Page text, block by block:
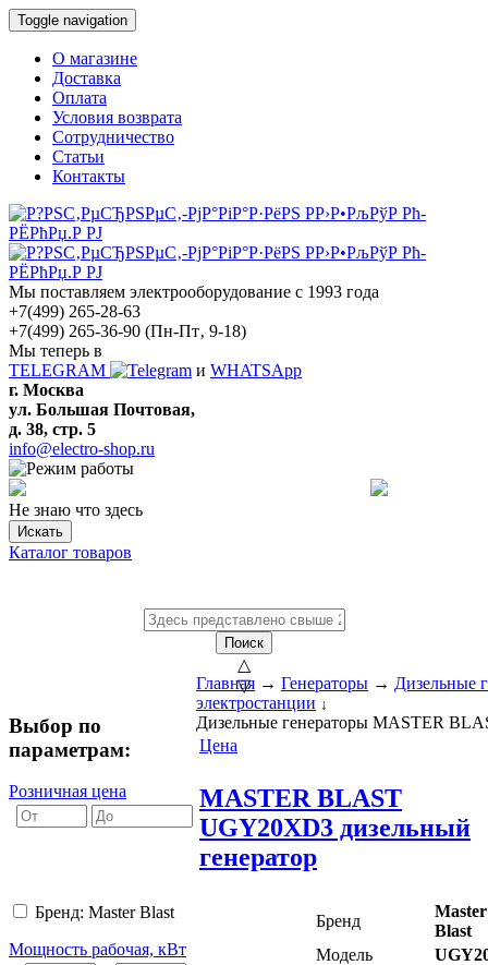
Toggle navigation
О магазине
Доставка
Оплата
Условия возврата
Сотрудничество
Статьи
Контакты
Мы поставляем электрооборудование с 1993 года
+7(499) 265-28-63
+7(499) 265-36-90 (Пн-Пт‚ 9-18)
Мы теперь в
TELEGRAM
и WHATSApp
г. Москва
ул. Большая Почтовая,
д. 38, стр. 5
info@electro-shop.ru
Не знаю что здесь
Искать
Каталог товаров
Поиск
△
▽
Выбор по
параметрам:
Розничная цена
Бренд: Master Blast
Мощность рабочая, кВт
Главная → Генераторы → Дизельные
электростанции ↓
Дизельные генераторы MASTER
Цена
MASTER BLAST
UGY20XD3 дизельный
генератор
Бренд
Master
Blast
Модель